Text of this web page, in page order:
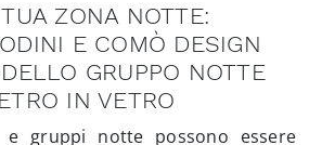
ZONA NOTTE:
E COMÒ DESIGN
GRUPPO NOTTE
IN VETRO
e gruppi notte possono essere